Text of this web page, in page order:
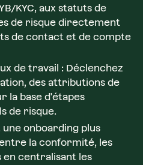
KYC, aux statuts de
de risque directement
de contact et de compte
de travail : Déclenchez
des attributions de
la base d'étapes
de risque.
une onboarding plus
entre la conformité, les
en centralisant les